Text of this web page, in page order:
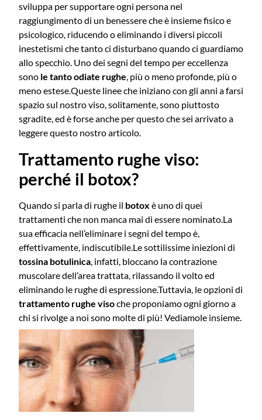
sviluppa per supportare ogni persona nel
raggiungimento di un benessere che è insieme fisico e
psicologico, riducendo o eliminando i diversi piccoli
inestetismi che tanto ci disturbano quando ci guardiamo
allo specchio. Uno dei segni del tempo per eccellenza
sono le tanto odiate rughe, più o meno profonde, più o
meno estese.Queste linee che iniziano con gli anni a farsi
spazio sul nostro viso, solitamente, sono piuttosto
sgradite, ed è forse anche per questo che sei arrivato a
leggere questo nostro articolo.
Trattamento rughe viso:
perché il botox?
Quando si parla di rughe il botox è uno di quei
trattamenti che non manca mai di essere nominato.La
sua efficacia nell’eliminare i segni del tempo è,
effettivamente, indiscutibile.Le sottilissime iniezioni di
tossina botulinica, infatti, bloccano la contrazione
muscolare dell’area trattata, rilassando il volto ed
eliminando le rughe di espressione.Tuttavia, le opzioni di
trattamento rughe visoche proponiamo ogni giorno a
chi si rivolge a noi sono molte di più! Vediamole insieme.